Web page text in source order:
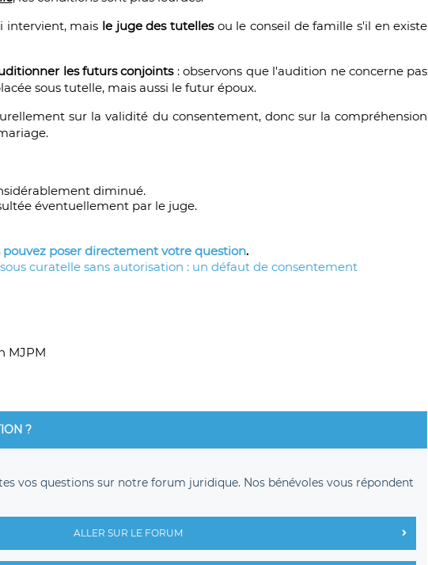
intervient, mais le juge des tutelles ou le conseil de famille s'il en existe
les futurs conjoints : observons que l'audition ne concerne pas
sous tutelle, mais aussi le futur époux.
sur la validité du consentement, donc sur la compréhension
diminué.
éventuellement par le juge.
pouvez poser directement votre question.
curatelle sans autorisation : un défaut de consentement
MJPM
?
vos questions sur notre forum juridique. Nos bénévoles vous répondent
ALLER SUR LE FORUM